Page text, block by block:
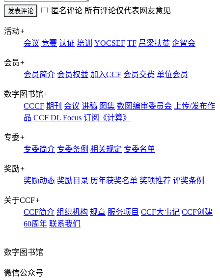
匿名评论 所有评论仅代表网友意见
活动+
会议 竞赛 认证 培训 YOCSEF TF 吕梁扶贫 企智会
会员+
会员简介 会员权益 加入CCF 会员交费 单位会员
数字图书馆+
CCCF 期刊 会议 讲稿 图集 数图编审委员会
上传/发布作
品 CCF DL Focus 订阅《计算》
专委+
专委简介 专委条例 相关规定 专委名单
奖励+
奖励动态 奖励目录 历年获奖名单 奖项推荐 评奖条例
关于CCF+
CCF简介 组织机构 规章 服务项目 CCF大事记 CCF创建
60周年 联系我们
数字图书馆
微信公众号